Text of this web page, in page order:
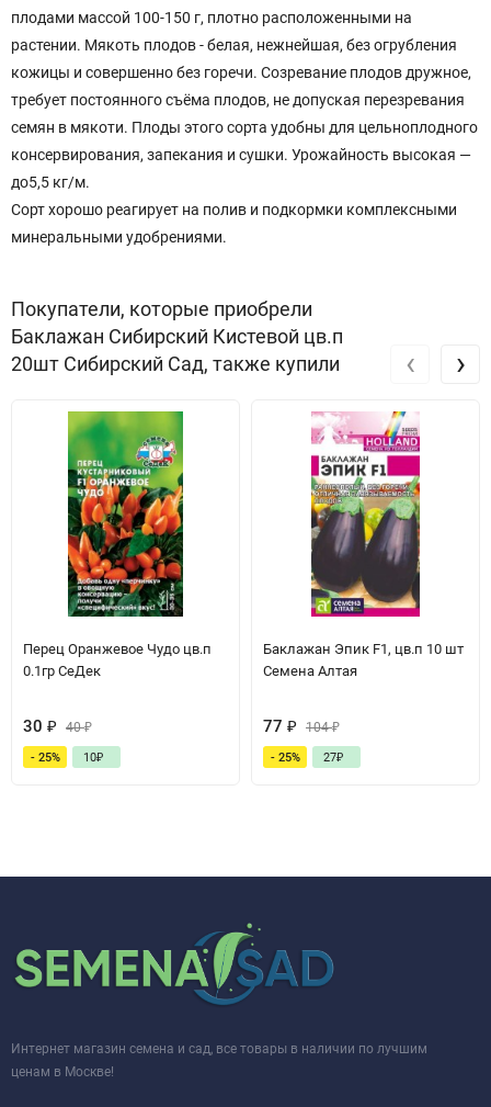
плодами массой 100-150 г, плотно расположенными на
растении. Мякоть плодов - белая, нежнейшая, без огрубления
кожицы и совершенно без горечи. Созревание плодов дружное,
требует постоянного съёма плодов, не допуская перезревания
семян в мякоти. Плоды этого сорта удобны для цельноплодного
консервирования, запекания и сушки. Урожайность высокая —
до5,5 кг/м.
Сорт хорошо реагирует на полив и подкормки комплексными
минеральными удобрениями.
Покупатели, которые приобрели
Баклажан Сибирский Кистевой цв.п
20шт Сибирский Сад, также купили
Перец Оранжевое Чудо цв.п
0.1гр СеДек
30 ₽ 40₽
- 25% 10₽
Баклажан Эпик F1, цв.п 10 шт
Семена Алтая
77 ₽ 104₽
- 25% 27₽
‹ ›
Интернет магазин семена и сад, все товары в наличии по лучшим
ценам в Москве!